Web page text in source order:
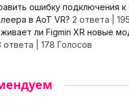
ошибку подключения
в AoT VR? 2 ответа
ли Figmin XR новые
ответа 178 Голосов